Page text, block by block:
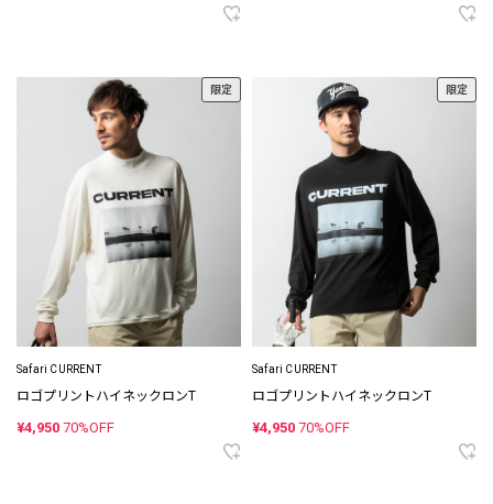
限定
Safari CURRENT
ロゴプリントハイネックロンT
¥4,950 70%OFF
限定
Safari CURRENT
ロゴプリントハイネックロンT
¥4,950 70%OFF